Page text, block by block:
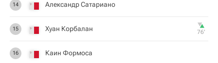
14 Александр Сатариано
15 Хуан Корбалан 76‎’‎
16 Каин Формоса